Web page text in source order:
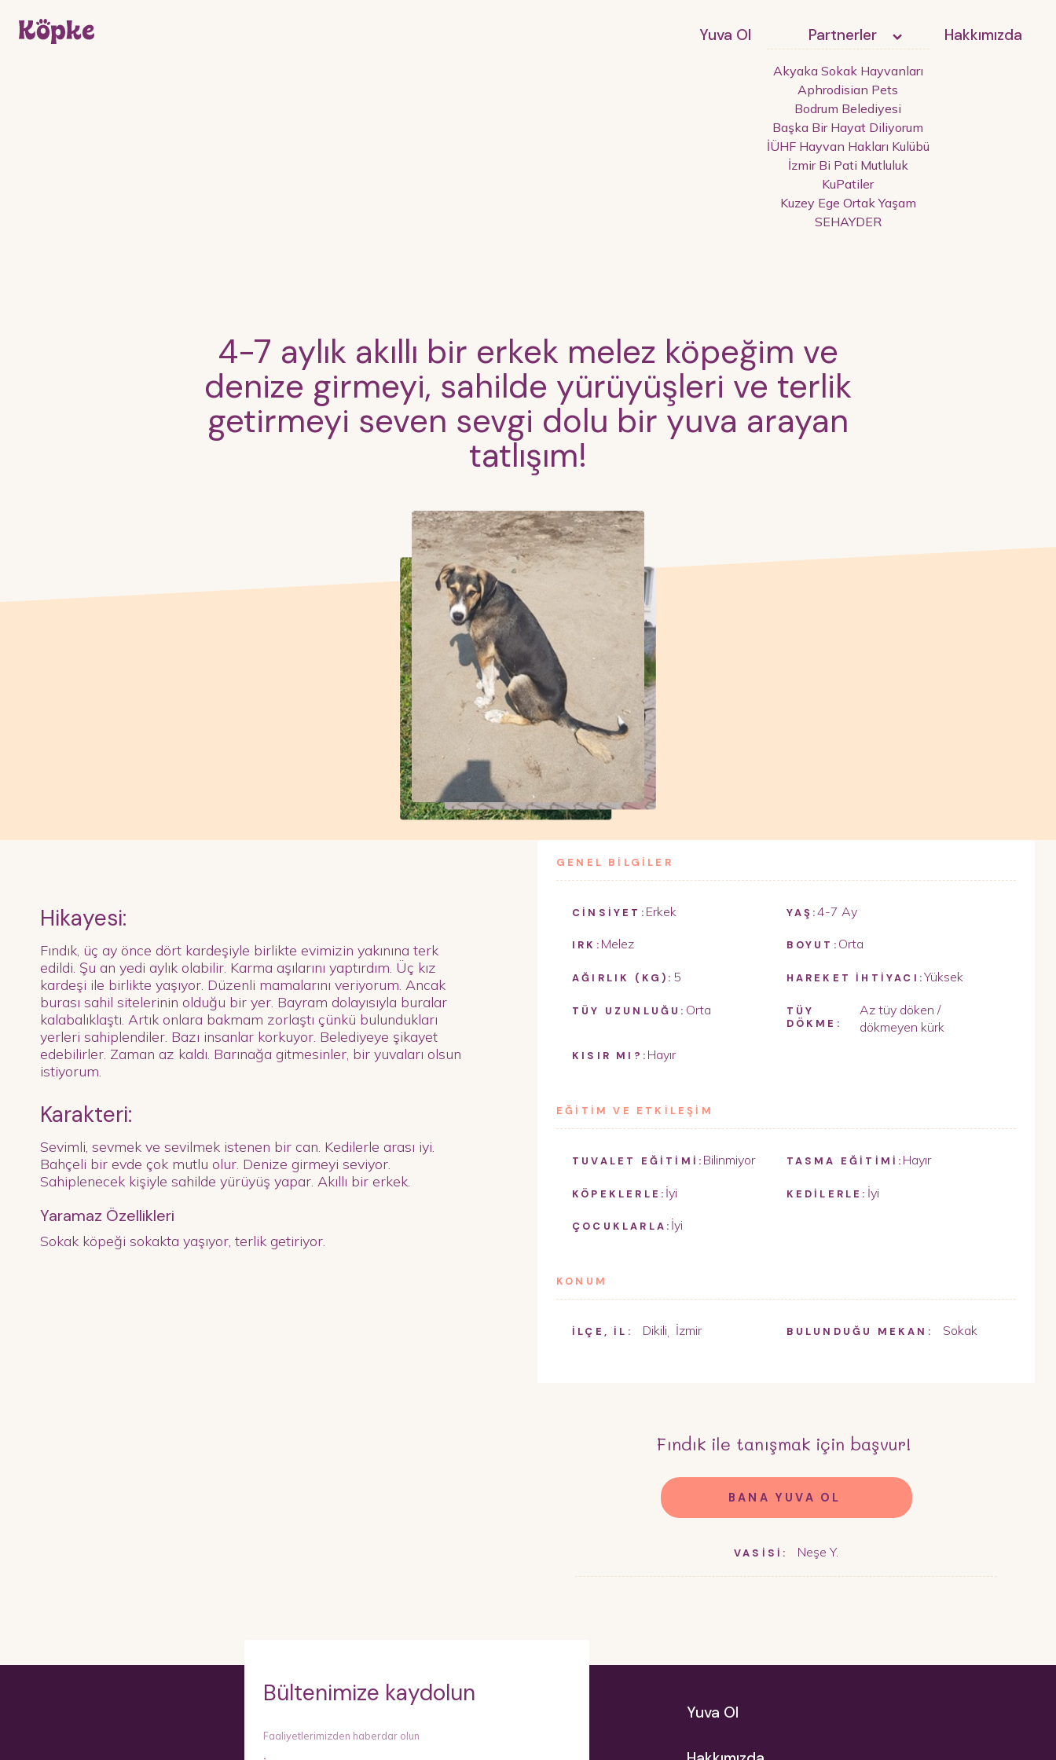
Yuva Ol Partnerler
Akyaka Sokak Hayvanları
Aphrodisian Pets
Bodrum Belediyesi
Başka Bir Hayat Diliyorum
İÜHF Hayvan Hakları Kulübü
İzmir Bi Pati Mutluluk
KuPatiler
Kuzey Ege Ortak Yaşam
SEHAYDER
Hakkımızda
4-7 aylık akıllı bir erkek melez köpeğim ve
denize girmeyi, sahilde yürüyüşleri ve terlik
getirmeyi seven sevgi dolu bir yuva arayan
tatlışım!
Hikayesi:
Fındık, üç ay önce dört kardeşiyle birlikte evimizin yakınına terk
edildi. Şu an yedi aylık olabilir. Karma aşılarını yaptırdım. Üç kız
kardeşi ile birlikte yaşıyor. Düzenli mamalarını veriyorum. Ancak
burası sahil sitelerinin olduğu bir yer. Bayram dolayısıyla buralar
kalabalıklaştı. Artık onlara bakmam zorlaştı çünkü bulundukları
yerleri sahiplendiler. Bazı insanlar korkuyor. Belediyeye şikayet
edebilirler. Zaman az kaldı. Barınağa gitmesinler, bir yuvaları olsun
istiyorum.
Karakteri:
Sevimli, sevmek ve sevilmek istenen bir can. Kedilerle arası iyi.
Bahçeli bir evde çok mutlu olur. Denize girmeyi seviyor.
Sahiplenecek kişiyle sahilde yürüyüş yapar. Akıllı bir erkek.
Yaramaz Özellikleri
Sokak köpeği sokakta yaşıyor, terlik getiriyor.
GENEL BİLGİLER
CİNSİYET: Erkek YAŞ:4-7 Ay
IRK: Melez BOYUT: Orta
AĞIRLIK (KG): 5 HAREKET İHTİYACI:Yüksek
TÜY UZUNLUĞU: Orta
TÜY
DÖKME:
Az tüy döken /
dökmeyen kürk
KISIR MI?: Hayır
EĞİTİM VE ETKİLEŞİM
TUVALET EĞİTİMİ: Bilinmiyor TASMA EĞİTİMİ: Hayır
KÖPEKLERLE: İyi KEDİLERLE: İyi
ÇOCUKLARLA: İyi
KONUM
İLÇE, İL: Dikili İzmir BULUNDUĞU MEKAN: Sokak
Fındık ile tanışmak için başvur!
BANA YUVA OL
VASİSİ: Neşe Y.
Bültenimize kaydolun
Faaliyetlerimizden haberdar olun
Yuva Ol